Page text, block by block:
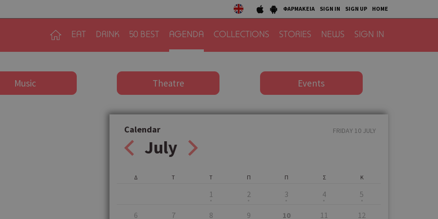
ΦΑΡΜΑΚΕΙΑ SIGN IN SIGN UP HOME
EAT DRINK 50 BEST AGENDA COLLECTIONS STORIES NEWS SIGN IN
Music Theatre Events
Calendar
July
FRIDAY 10 JULY
Δ Τ Τ
1
Π
2
Π
3
Σ
4
Κ
5
6 7 8 9 10 11 12